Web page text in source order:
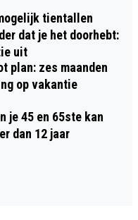
tientallen
dat je het doorhebt:
uit
plan: zes maanden
op vakantie
je 45 en 65ste kan
dan 12 jaar